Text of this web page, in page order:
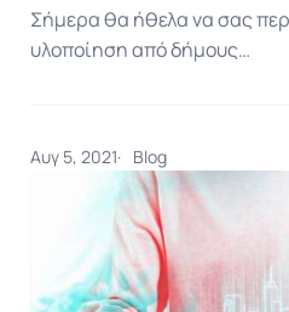
Σήμερα θα ήθελα να σας
υλοποίηση από δήμους…
Αυγ 5, 2021 Blog